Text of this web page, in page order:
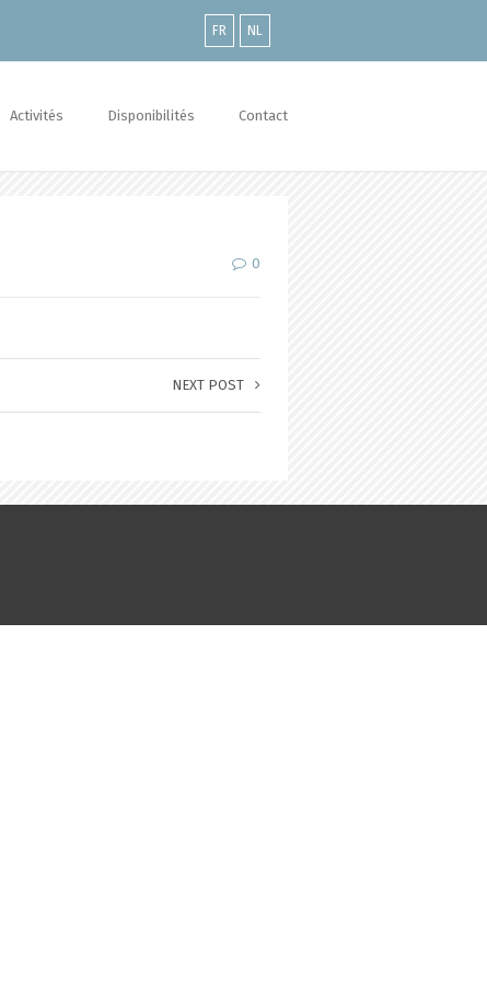
FR NL
Activités Disponibilités Contact
0
NEXT POST